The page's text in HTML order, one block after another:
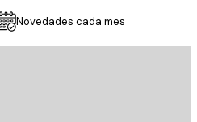
Novedades cada mes